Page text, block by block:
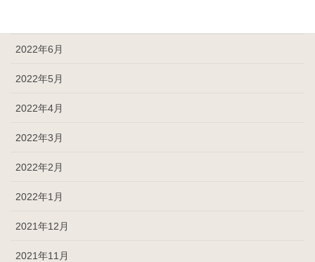
2022年6月
2022年5月
2022年4月
2022年3月
2022年2月
2022年1月
2021年12月
2021年11月